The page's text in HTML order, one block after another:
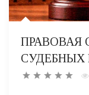
ПРАВОВАЯ
СУДЕБНЫХ